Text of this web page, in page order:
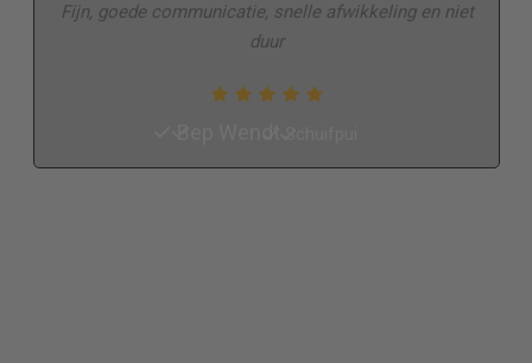
Fijn, goede communicatie, snelle afwikkeling en niet
duur